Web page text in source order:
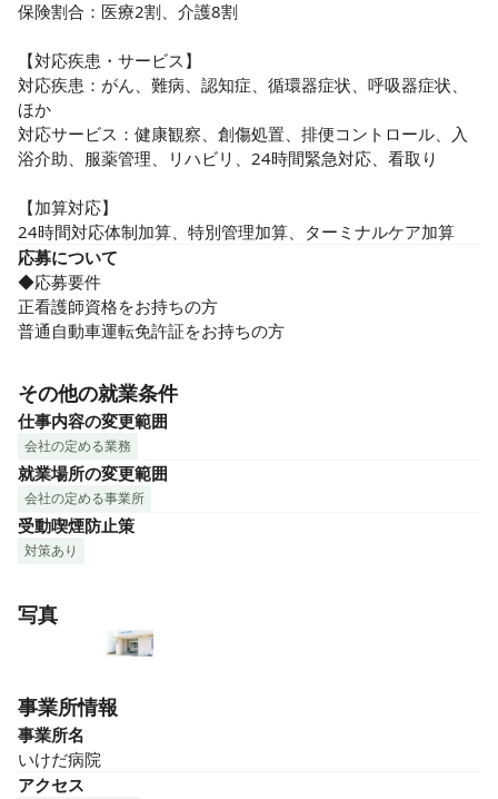
保険割合：医療2割、介護8割
【対応疾患・サービス】
対応疾患：がん、難病、認知症、循環器症状、呼吸器症状、
ほか
対応サービス：健康観察、創傷処置、排便コントロール、入
浴介助、服薬管理、リハビリ、24時間緊急対応、看取り
【加算対応】
24時間対応体制加算、特別管理加算、ターミナルケア加算
応募について
◆応募要件
正看護師資格をお持ちの方
普通自動車運転免許証をお持ちの方
その他の就業条件
仕事内容の変更範囲
会社の定める業務
就業場所の変更範囲
会社の定める事業所
受動喫煙防止策
対策あり
写真
事業所情報
事業所名
いけだ病院
アクセス